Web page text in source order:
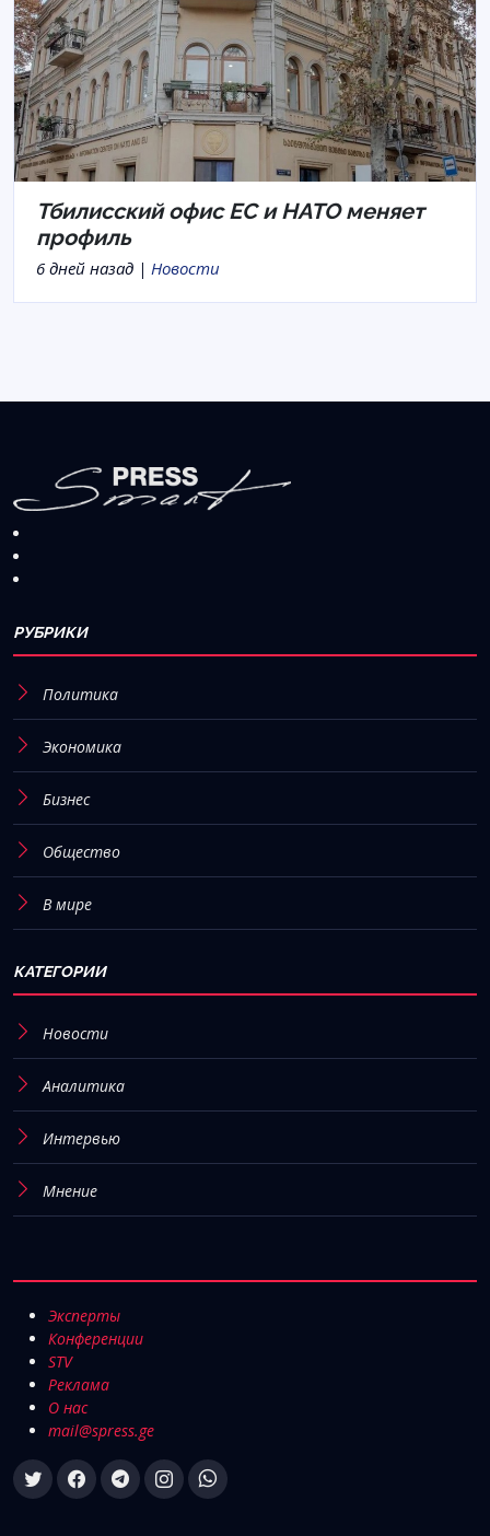
Тбилисский офис ЕС и НАТО меняет
профиль
6 дней назад | Новости
РУБРИКИ
Политика
Экономика
Бизнес
Общество
В мире
КАТЕГОРИИ
Новости
Аналитика
Интервью
Мнение
Эксперты
Конференции
STV
Реклама
О нас
mail@spress.ge